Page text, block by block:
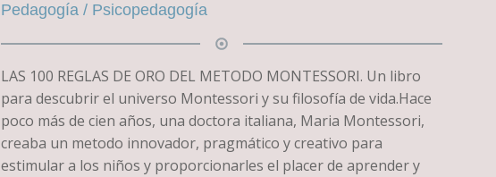
Pedagogía / Psicopedagogía
LAS 100 REGLAS DE ORO DEL METODO MONTESSORI. Un libro
para descubrir el universo Montessori y su filosofía de vida.Hace
poco más de cien años, una doctora italiana, Maria Montessori,
creaba un metodo innovador, pragmático y creativo para
estimular a los niños y proporcionarles el placer de aprender y